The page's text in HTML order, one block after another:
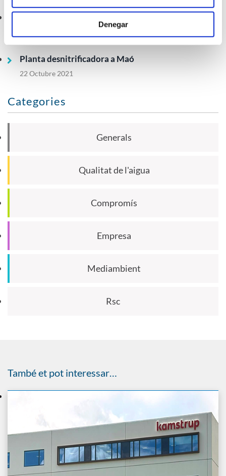
Denegar
Planta desnitrificadora a Maó
22 Octubre 2021
Categories
Generals
Qualitat de l'aigua
Compromís
Empresa
Mediambient
Rsc
També et pot interessar…